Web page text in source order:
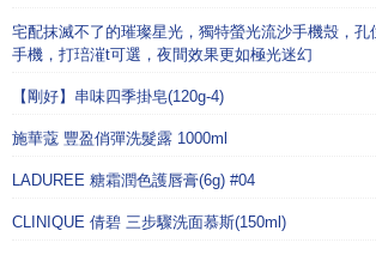
宅配抹滅不了的璀璨星光，獨特螢光流沙手機殼，孔
手機，打琣漼t可選，夜間效果更如極光迷幻
【剛好】串味四季掛皂(120g-4)
施華蔻 豐盈俏彈洗髮露 1000ml
LADUREE 糖霜潤色護唇膏(6g) #04
CLINIQUE 倩碧 三步驟洗面慕斯(150ml)